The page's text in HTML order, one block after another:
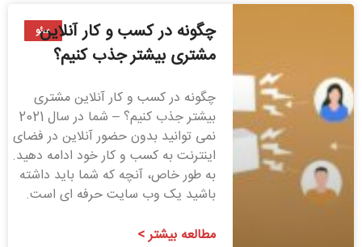
سئو
چگونه در کسب و کار آنلاین
مشتری بیشتر جذب کنیم؟
چگونه در کسب و کار آنلاین مشتری
بیشتر جذب کنیم؟ – شما در سال 2021
نمی توانید بدون حضور آنلاین در فضای
اینترنت به کسب و کار خود ادامه دهید.
به طور خاص، آنچه که شما باید داشته
باشید یک وب سایت حرفه ای است.
مطالعه بیشتر >